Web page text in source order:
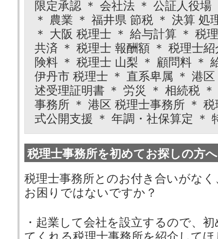
限定承認 ＊ 会社法 ＊ 公証人役場
＊ 農業 ＊ 福井県 節税 ＊ 決算 処
＊ 大阪 税理士 ＊ 給与計算 ＊ 税
共済 ＊ 税理士 報酬額 ＊ 税理士
険料 ＊ 税理士 山梨 ＊ 顧問料 ＊
伊丹市 税理士 ＊ 直系卑属 ＊ 港
述受理証明書 ＊ 労災 ＊ 相続税
事務所 ＊ 港区 税理士事務所 ＊
式公開支援 ＊ 年調・社保算定 ＊
税理士事務所を初めてお探しの方へ
税理士事務所とのお付き合いがな
お困りではないですか？
・起業して会社を設立するので、